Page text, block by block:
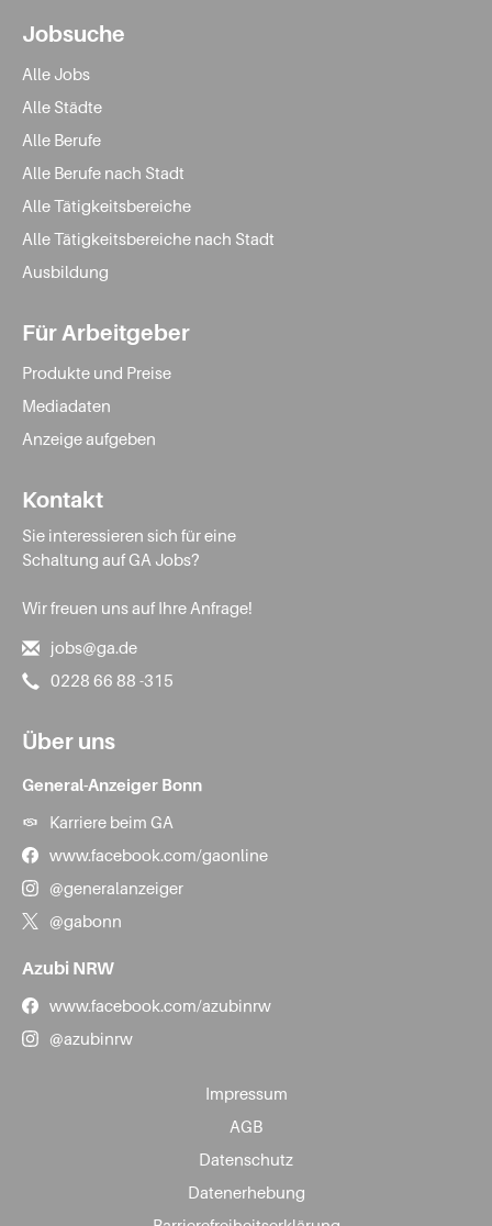
Jobsuche
Alle Jobs
Alle Städte
Alle Berufe
Alle Berufe nach Stadt
Alle Tätigkeitsbereiche
Alle Tätigkeitsbereiche nach Stadt
Ausbildung
Für Arbeitgeber
Produkte und Preise
Mediadaten
Anzeige aufgeben
Kontakt
Sie interessieren sich für eine
Schaltung auf GA Jobs?
Wir freuen uns auf Ihre Anfrage!
jobs@ga.de
0228 66 88 -315
Über uns
General-Anzeiger Bonn
Karriere beim GA
www.facebook.com/gaonline
@generalanzeiger
@gabonn
Azubi NRW
www.facebook.com/azubinrw
@azubinrw
Impressum
AGB
Datenschutz
Datenerhebung